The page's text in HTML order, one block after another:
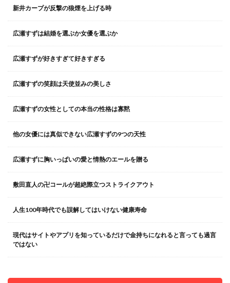
新井カープが反撃の狼煙を上げる時
広瀬すずは結婚を選ぶか女優を選ぶか
広瀬すずが好きすぎて好きすぎる
広瀬すずの笑顔は天使並みの美しさ
広瀬すずの女性としての本当の性格は寡黙
他の女優には真似できない広瀬すずの9つの天性
広瀬すずに胸いっぱいの愛と情熱のエールを贈る
敷田直人の卍コールが超絶際立つストライクアウト
人生100年時代でも誤解してはいけない健康寿命
現代はサイトやアプリを知っているだけで金持ちになれると言っても過言
ではない